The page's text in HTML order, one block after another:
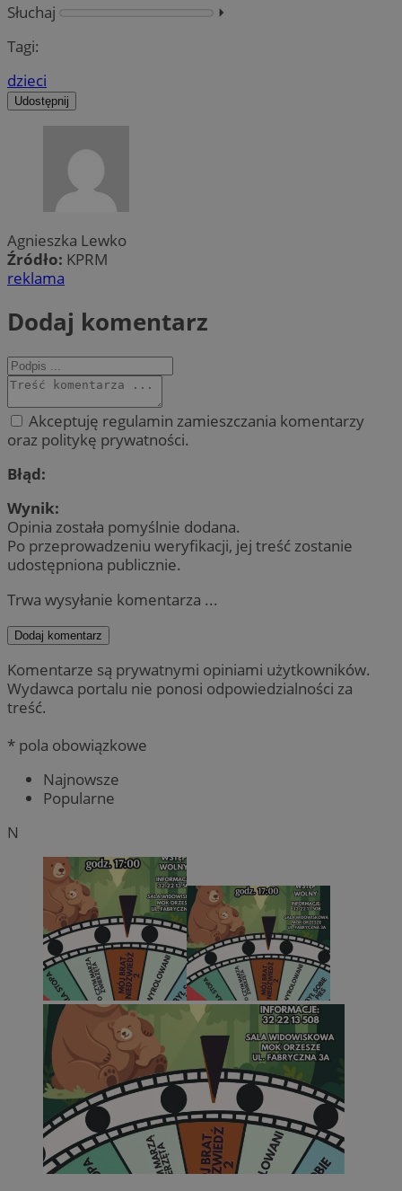
Słuchaj
⏵︎
Tagi:
dzieci
Udostępnij
Agnieszka Lewko
Źródło: KPRM
reklama
Dodaj komentarz
Akceptuję regulamin zamieszczania komentarzy
oraz politykę prywatności.
Błąd:
Wynik:
Opinia została pomyślnie dodana.
Po przeprowadzeniu weryfikacji, jej treść zostanie
udostępniona publicznie.
Trwa wysyłanie komentarza ...
Dodaj komentarz
Komentarze są prywatnymi opiniami użytkowników.
Wydawca portalu nie ponosi odpowiedzialności za
treść.
* pola obowiązkowe
Najnowsze
Popularne
N